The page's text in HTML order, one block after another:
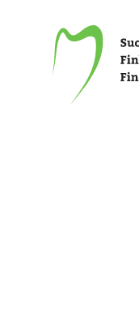
Suomen Suuhygienistiliitto SSHL ry